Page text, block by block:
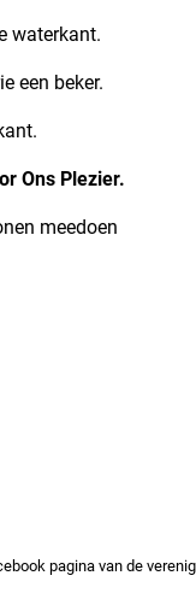
waterkant.
beker.
Ons Plezier.
personen
pagina van de